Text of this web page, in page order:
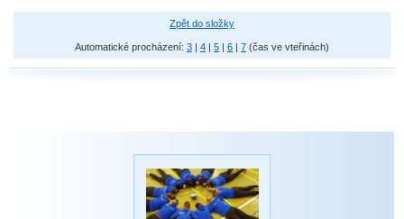
Zpět do složky
Automatické procházení: 3 | 4 | 5 | 6 | 7 (čas ve vteřinách)